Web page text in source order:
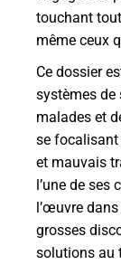
touchant
même ceux
Ce dossier
systèmes de
malades et
se
et mauvais
l’une de
l’œuvre
grosses
solutions au